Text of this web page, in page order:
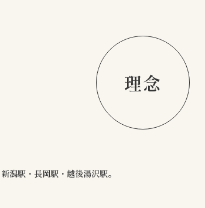
理念
潟駅・長岡駅・越後湯沢駅。